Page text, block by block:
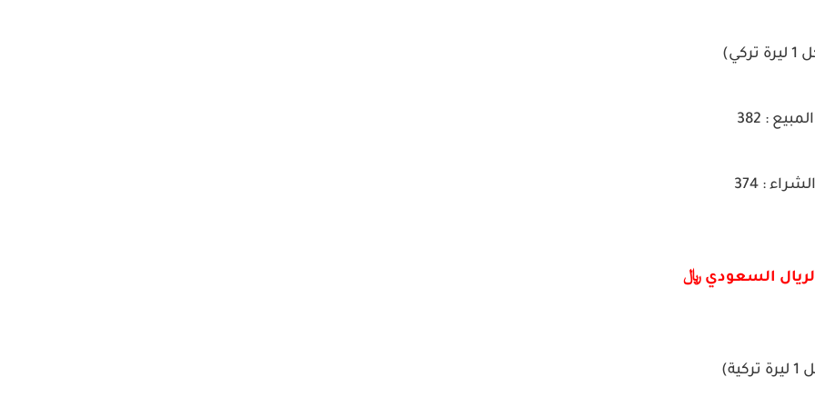
تركي)
المبيع : 382
الشراء : 374
السعودي ﷼